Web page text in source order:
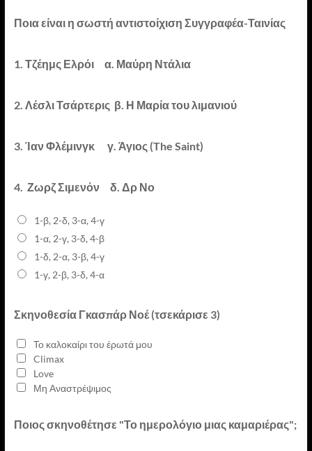
Ποια είναι η σωστή αντιστοίχιση Συγγραφέα-Ταινίας
1. Τζέημς Ελρόι α. Μαύρη Ντάλια
2. Λέσλι Τσάρτερις β. Η Μαρία του λιμανιού
3. Ίαν Φλέμινγκ γ. Άγιος (The Saint)
4. Ζωρζ Σιμενόν δ. Δρ Νο
1-β, 2-δ, 3-α, 4-γ
1-α, 2-γ, 3-δ, 4-β
1-δ, 2-α, 3-β, 4-γ
1-γ, 2-β, 3-δ, 4-α
Σκηνοθεσία Γκασπάρ Νοέ (τσεκάρισε 3)
Το καλοκαίρι του έρωτά μου
Climax
Love
Μη Αναστρέψιμος
Ποιος σκηνοθέτησε "Το ημερολόγιο μιας καμαριέρας";